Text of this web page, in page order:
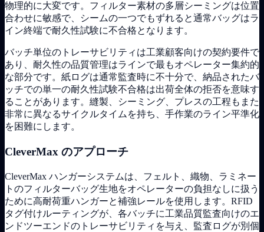
物理的に大変です。フィルター素材の多層シーミングは位置
合わせに敏感で、シームの一つでもずれると通常バッグはラ
イン終端で耐久性試験に不合格となります。
バッチ単位のトレーサビリティは工業顧客向けの契約要件で
あり、耐久性の品質管理はラインで最もオペレーター集約的
な部分です。紙ログは通常監査時に不十分で、納品されたバ
ッチでの単一の耐久性試験不合格は出荷全体の拒否を意味す
ることがあります。縫製、シーミング、プレスの工程もまた
非常に異なるサイクルタイムを持ち、手作業のライン平準化
を困難にします。
CleverMax のアプローチ
CleverMax ハンガーシステムは、フェルト、織物、ラミネー
トのフィルターバッグ生地をオペレーターの負担なしに扱う
ために高耐荷重ハンガーと補強レールを使用します。RFID
タグ付けルーティングが、各バッチに工業品質監査向けのエ
ンドツーエンドのトレーサビリティを与え、監査ログが別個